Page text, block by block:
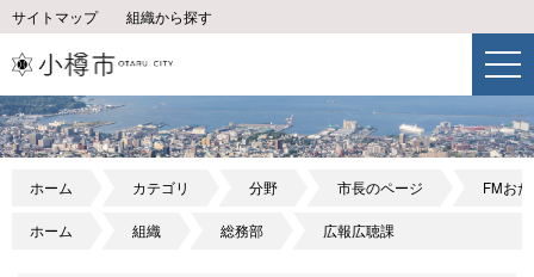
サイトマップ 組織から探す
ホーム カテゴリ 分野 市長のページ FMお
ホーム 組織 総務部 広報広聴課